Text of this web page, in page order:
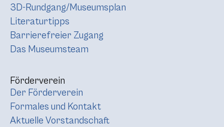
3D-Rundgang/Museumsplan
Literaturtipps
Barrierefreier Zugang
Das Museumsteam
Förderverein
Der Förderverein
Formales und Kontakt
Aktuelle Vorstandschaft